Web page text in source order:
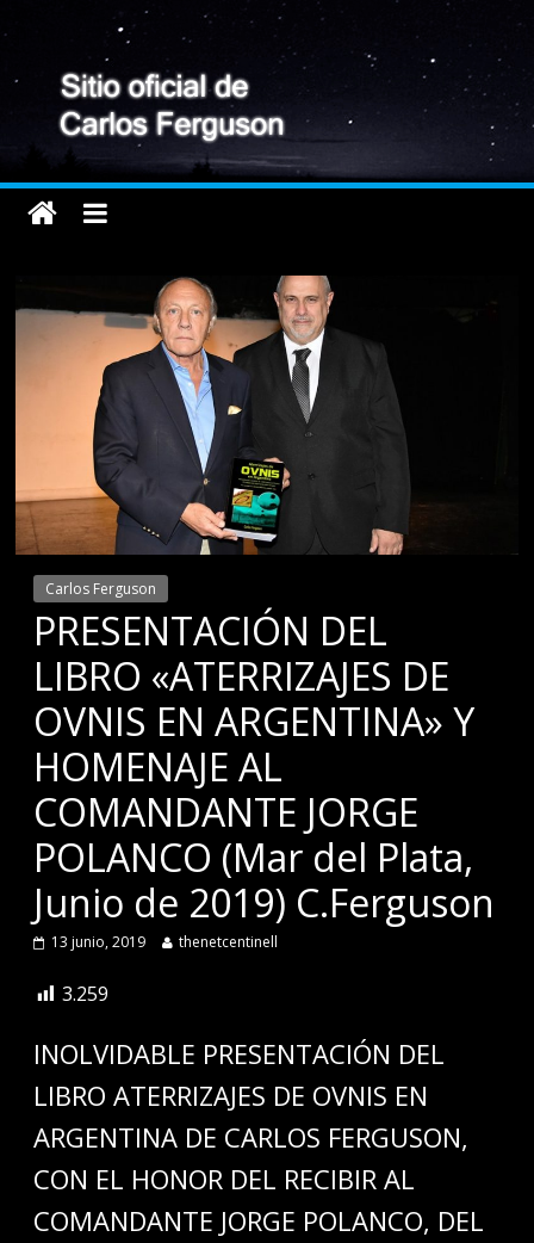
Carlos Ferguson
PRESENTACIÓN DEL
LIBRO «ATERRIZAJES DE
OVNIS EN ARGENTINA» Y
HOMENAJE AL
COMANDANTE JORGE
POLANCO (Mar del Plata,
Junio de 2019) C.Ferguson
13 junio, 2019 thenetcentinell
3.259
INOLVIDABLE PRESENTACIÓN DEL
LIBRO ATERRIZAJES DE OVNIS EN
ARGENTINA DE CARLOS FERGUSON,
CON EL HONOR DEL RECIBIR AL
COMANDANTE JORGE POLANCO, DEL